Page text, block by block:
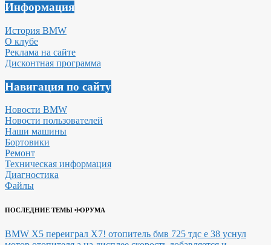
Информация
История BMW
О клубе
Реклама на сайте
Дисконтная программа
Навигация по сайту
Новости BMW
Новости пользователей
Наши машины
Бортовики
Ремонт
Техническая информация
Диагностика
Файлы
ПОСЛЕДНИЕ ТЕМЫ ФОРУМА
BMW X5 переиграл X7! отопитель бмв 725 тдс е 38 уснул